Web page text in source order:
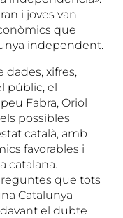
i joves van
que
independent.
dades, xifres,
públic, el
Fabra, Oriol
possibles
català, amb
favorables i
catalana.
que tots
Catalunya
el dubte